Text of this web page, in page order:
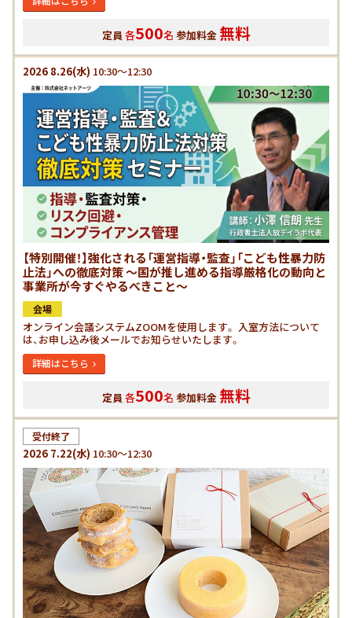
定員 各500名 参加料金 無料
2026 8.26(水) 10:30～12:30
【特別開催！】強化される「運営指導・監査」「こども性暴力防
止法」への徹底対策 ～国が推し進める指導厳格化の動向と
事業所が今すぐやるべきこと～
会場
オンライン会議システムZOOMを使用します。 入室方法について
は、お申し込み後メールでお知らせいたします。
詳細はこちら
定員 各500名 参加料金 無料
受付終了
2026 7.22(水) 10:30～12:30